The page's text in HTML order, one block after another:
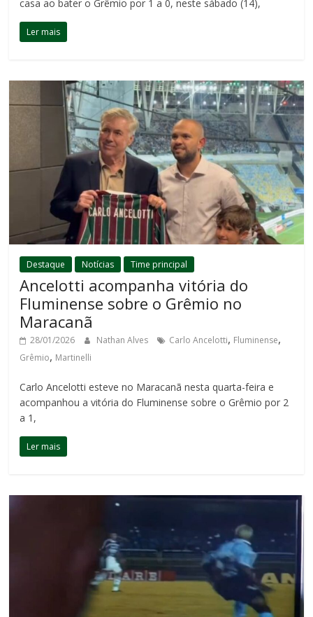
casa ao bater o Grêmio por 1 a 0, neste sábado (14),
Ler mais
Destaque Notícias Time principal
Ancelotti acompanha vitória do
Fluminense sobre o Grêmio no
Maracanã
28/01/2026 Nathan Alves Carlo Ancelotti, Fluminense,
Grêmio, Martinelli
Carlo Ancelotti esteve no Maracanã nesta quarta-feira e
acompanhou a vitória do Fluminense sobre o Grêmio por 2
a 1,
Ler mais